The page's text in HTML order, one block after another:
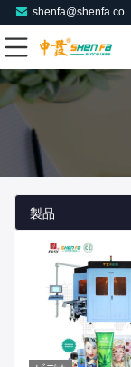
shenfa@shenfa.co
製品